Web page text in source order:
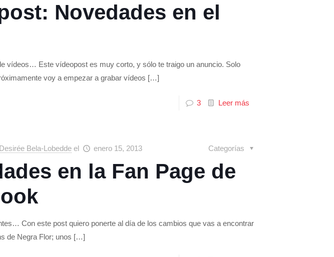
Novedades en el
vídeos… Este vídeopost es muy corto, y sólo te traigo un anuncio. Solo
voy a empezar a grabar vídeos […]
3 Leer más
Desirée Bela-Lobedde el enero 15, 2013 Categorías
en la Fan Page de
Con este post quiero ponerte al día de los cambios que vas a encontrar
de Negra Flor; unos […]